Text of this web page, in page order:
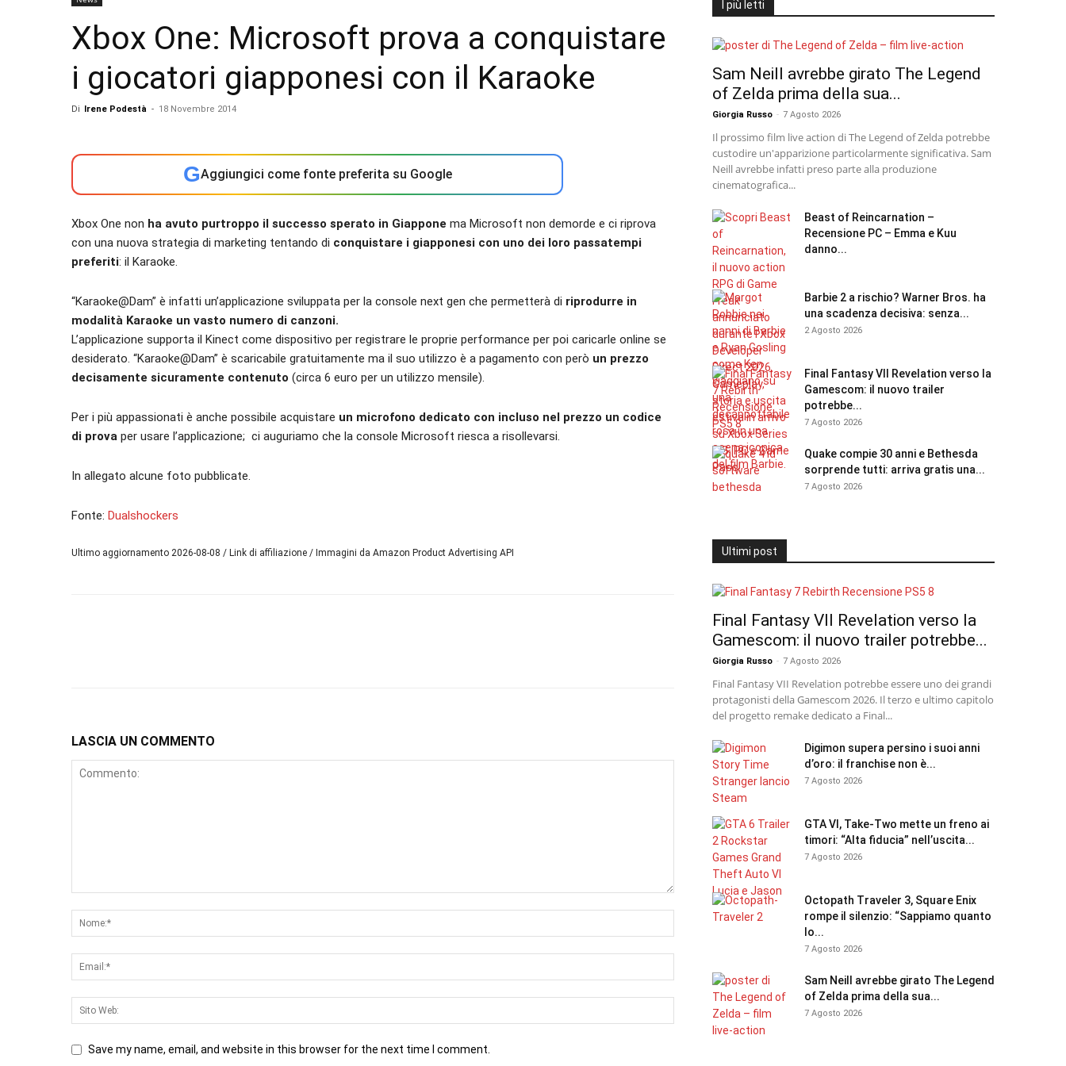
Xbox One: Microsoft prova a conquistare
i giocatori giapponesi con il Karaoke
Di Irene Podestà - 18 Novembre 2014
GAggiungici come fonte preferita su Google
Xbox One non ha avuto purtroppo il successo sperato in Giappone ma Microsoft non demorde e ci riprova
con una nuova strategia di marketing tentando di conquistare i giapponesi con uno dei loro passatempi
preferiti: il Karaoke.
“Karaoke@Dam” è infatti un’applicazione sviluppata per la console next gen che permetterà di riprodurre in
modalità Karaoke un vasto numero di canzoni.
L’applicazione supporta il Kinect come dispositivo per registrare le proprie performance per poi caricarle online se
desiderato. “Karaoke@Dam” è scaricabile gratuitamente ma il suo utilizzo è a pagamento con però un prezzo
decisamente sicuramente contenuto (circa 6 euro per un utilizzo mensile).
Per i più appassionati è anche possibile acquistare un microfono dedicato con incluso nel prezzo un codice
di prova per usare l’applicazione; ci auguriamo che la console Microsoft riesca a risollevarsi.
In allegato alcune foto pubblicate.
Fonte: Dualshockers
Ultimo aggiornamento 2026-08-08 / Link di affiliazione / Immagini da Amazon Product Advertising API
LASCIA UN COMMENTO
Save my name, email, and website in this browser for the next time I comment.
I più letti
Sam Neill avrebbe girato The Legend
of Zelda prima della sua...
Giorgia Russo - 7 Agosto 2026
Il prossimo film live action di The Legend of Zelda potrebbe
custodire un'apparizione particolarmente significativa. Sam
Neill avrebbe infatti preso parte alla produzione
cinematografica...
Beast of Reincarnation –
Recensione PC – Emma e Kuu
danno...
Barbie 2 a rischio? Warner Bros. ha
una scadenza decisiva: senza...
2 Agosto 2026
Final Fantasy VII Revelation verso la
Gamescom: il nuovo trailer
potrebbe...
7 Agosto 2026
Quake compie 30 anni e Bethesda
sorprende tutti: arriva gratis una...
7 Agosto 2026
Ultimi post
Final Fantasy VII Revelation verso la
Gamescom: il nuovo trailer potrebbe...
Giorgia Russo - 7 Agosto 2026
Final Fantasy VII Revelation potrebbe essere uno dei grandi
protagonisti della Gamescom 2026. Il terzo e ultimo capitolo
del progetto remake dedicato a Final...
Digimon supera persino i suoi anni
d’oro: il franchise non è...
7 Agosto 2026
GTA VI, Take-Two mette un freno ai
timori: “Alta fiducia” nell’uscita...
7 Agosto 2026
Octopath Traveler 3, Square Enix
rompe il silenzio: “Sappiamo quanto
lo...
7 Agosto 2026
Sam Neill avrebbe girato The Legend
of Zelda prima della sua...
7 Agosto 2026